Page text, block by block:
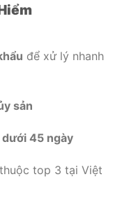
để xử lý nhanh
sản
45 ngày
top 3 tại Việt